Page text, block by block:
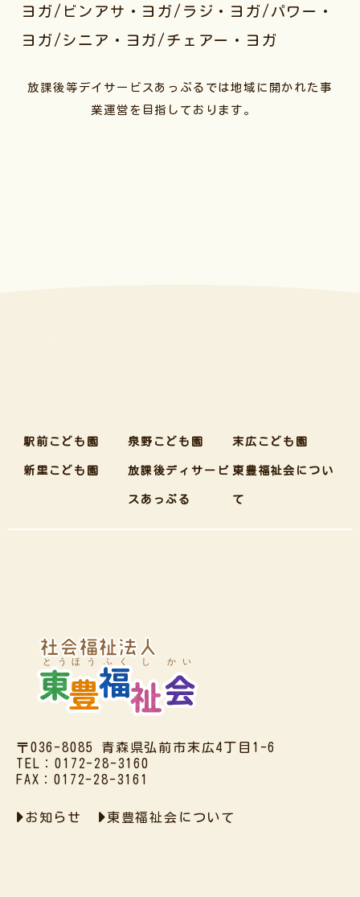
ヨガ/ビンアサ・ヨガ/ラジ・ヨガ/パワー・
ヨガ/シニア・ヨガ/チェアー・ヨガ
放課後等デイサービスあっぷるでは地域に開かれた事
業運営を目指しております。
駅前こども園 泉野こども園 末広こども園
新里こども園 放課後ディサービ
スあっぷる
東豊福祉会につい
て
〒036-8085 青森県弘前市末広4丁目1-6
TEL：0172-28-3160
FAX：0172-28-3161
お知らせ 東豊福祉会について